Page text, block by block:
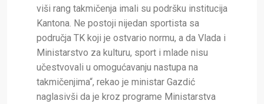
viši rang takmičenja imali su podršku institucija
Kantona. Ne postoji nijedan sportista sa
područja TK koji je ostvario normu, a da Vlada i
Ministarstvo za kulturu, sport i mlade nisu
učestvovali u omogućavanju nastupa na
takmičenjima“, rekao je ministar Gazdić
naglasivši da je kroz programe Ministarstva